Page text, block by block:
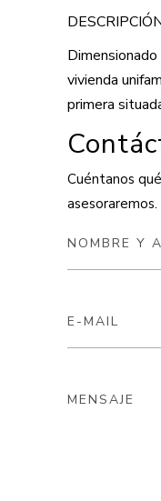
vivienda
primera
Cuéntanos
asesoraremos.